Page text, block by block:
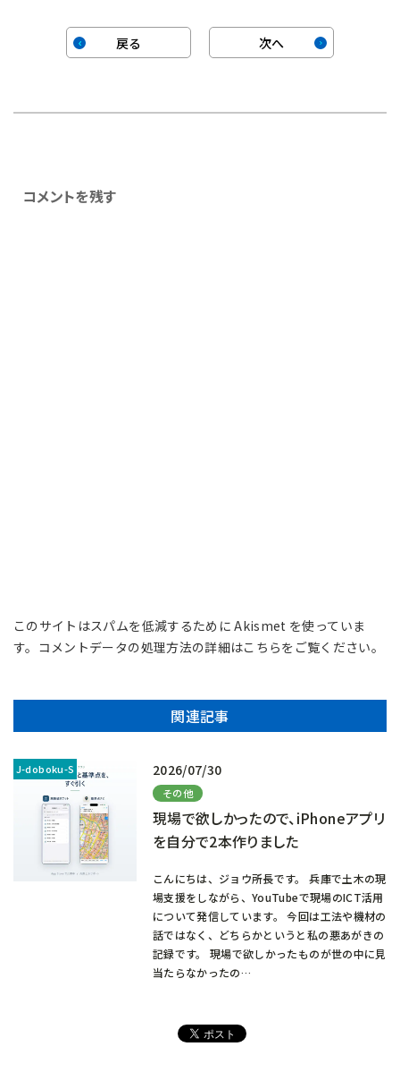
戻る 次へ
コメントを残す
このサイトはスパムを低減するために Akismet を使っていま
す。 コメントデータの処理方法の詳細はこちらをご覧ください。
関連記事
2026/07/30
その他
現場で欲しかったので、iPhoneアプリ
を自分で2本作りました
こんにちは、ジョウ所長です。 兵庫で土木の現
場支援をしながら、YouTubeで現場のICT活用
について発信しています。 今回は工法や機材の
話ではなく、どちらかというと私の悪あがきの
記録です。 現場で欲しかったものが世の中に見
当たらなかったの…